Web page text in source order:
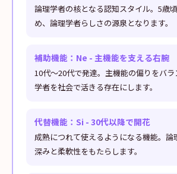
論理学者の核となる認知スタイル。5歳
め、論理学者らしさの源泉となります。
補助機能：Ne - 主機能を支える右腕
10代〜20代で発達。主機能の偏りをバ
学者を社会で活きる存在にします。
代替機能：Si - 30代以降で開花
成熟につれて使えるようになる機能。論
深みと柔軟性をもたらします。